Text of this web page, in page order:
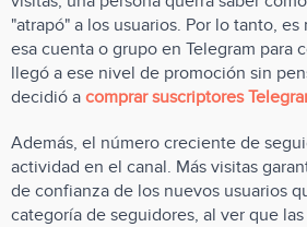
"atrapó" a los usuarios. Por lo tanto,
esa cuenta o grupo en Telegram para
llegó a ese nivel de promoción sin
decidió a comprar suscriptores
Además, el número creciente de
actividad en el canal. Más visitas
de confianza de los nuevos usuarios
categoría de seguidores, al ver que